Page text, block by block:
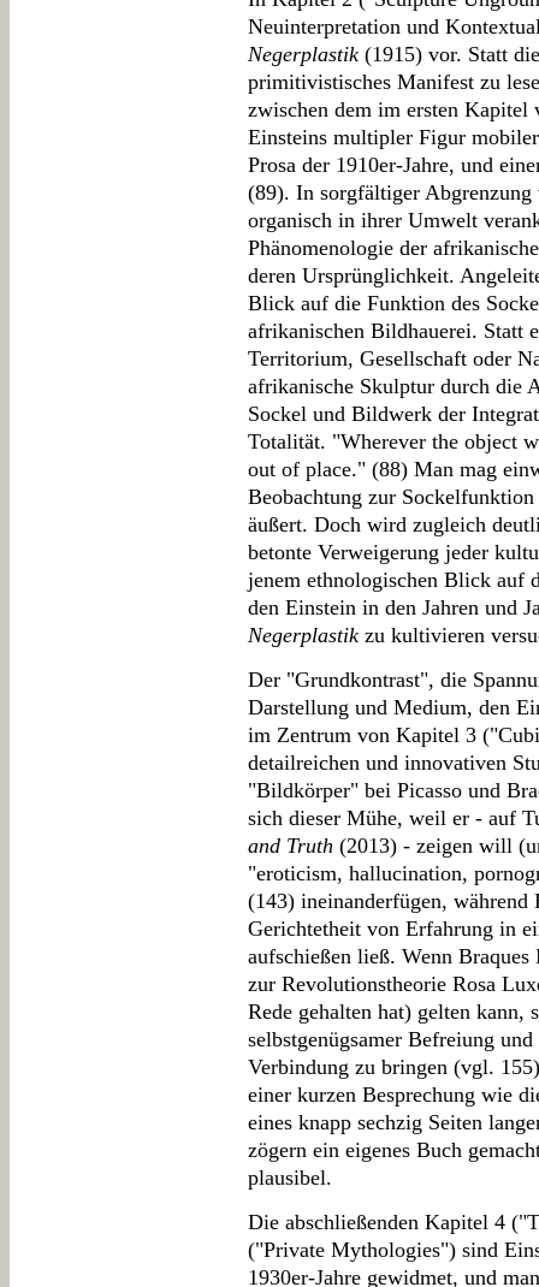
Neuinterpretation und
Negerplastik (1915) vor. Statt
primitivistisches Manifest zu
zwischen dem im ersten Kapitel
Einsteins multipler Figur
Prosa der 1910er-Jahre, und
(89). In sorgfältiger
organisch in ihrer Umwelt
Phänomenologie der
deren Ursprünglichkeit.
Blick auf die Funktion des
afrikanischen Bildhauerei. Statt
Territorium, Gesellschaft oder
afrikanische Skulptur durch die
Sockel und Bildwerk der
Totalität. "Wherever the object
out of place." (88) Man mag
Beobachtung zur
äußert. Doch wird zugleich
betonte Verweigerung jeder
jenem ethnologischen Blick auf
den Einstein in den Jahren und
Negerplastik zu kultivieren
Der "Grundkontrast", die
Darstellung und Medium, den
im Zentrum von Kapitel 3
detailreichen und innovativen
"Bildkörper" bei Picasso und
sich dieser Mühe, weil er - auf
and Truth (2013) - zeigen will
"eroticism, hallucination,
(143) ineinanderfügen,
Gerichtetheit von Erfahrung in
aufschießen ließ. Wenn
zur Revolutionstheorie Rosa
Rede gehalten hat) gelten kann,
selbstgenügsamer Befreiung
Verbindung zu bringen (vgl.
einer kurzen Besprechung wie
eines knapp sechzig Seiten
zögern ein eigenes Buch
plausibel.
Die abschließenden Kapitel 4
("Private Mythologies") sind
1930er-Jahre gewidmet, und